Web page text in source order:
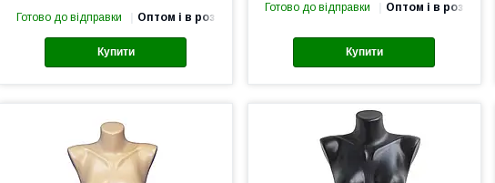
Готово до відправки Оптом і в роздріб
Купити
Готово до відправки Оптом і в роздріб
Купити